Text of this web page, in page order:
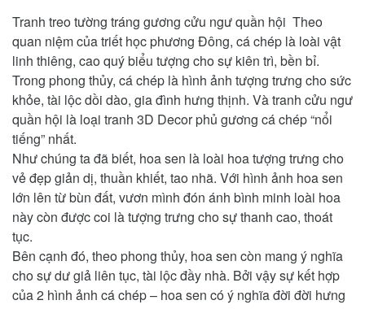
Tranh treo tường tráng gương cửu ngư quần hội Theo
quan niệm của triết học phương Đông, cá chép là loài vật
linh thiêng, cao quý biểu tượng cho sự kiên trì, bền bỉ.
Trong phong thủy, cá chép là hình ảnh tượng trưng cho sức
khỏe, tài lộc dồi dào, gia đình hưng thịnh. Và tranh cửu ngư
quần hội là loại tranh 3D Decor phủ gương cá chép “nổi
tiếng” nhất.
Như chúng ta đã biết, hoa sen là loài hoa tượng trưng cho
vẻ đẹp giản dị, thuần khiết, tao nhã. Với hình ảnh hoa sen
lớn lên từ bùn đất, vươn mình đón ánh bình minh loài hoa
này còn được coi là tượng trưng cho sự thanh cao, thoát
tục.
Bên cạnh đó, theo phong thủy, hoa sen còn mang ý nghĩa
cho sự dư giả liên tục, tài lộc đầy nhà. Bởi vậy sự kết hợp
của 2 hình ảnh cá chép – hoa sen có ý nghĩa đời đời hưng